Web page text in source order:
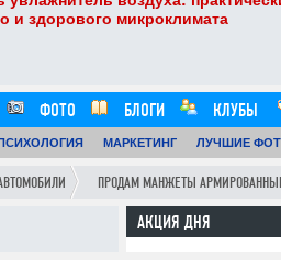
ФОТО БЛОГИ
КЛУБЫ
МАРКЕТИНГ ЛУЧШИЕ
ПРОДАМ МАНЖЕТЫ АРМИРОВАННЫЕ
АКЦИЯ ДНЯ